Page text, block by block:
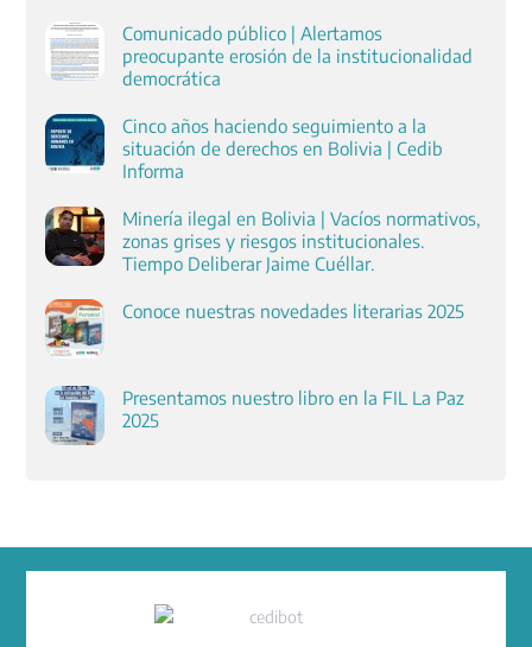
Comunicado público | Alertamos
preocupante erosión de la institucionalidad
democrática
Cinco años haciendo seguimiento a la
situación de derechos en Bolivia | Cedib
Informa
Minería ilegal en Bolivia | Vacíos normativos,
zonas grises y riesgos institucionales.
Tiempo Deliberar Jaime Cuéllar.
Conoce nuestras novedades literarias 2025
Presentamos nuestro libro en la FIL La Paz
2025